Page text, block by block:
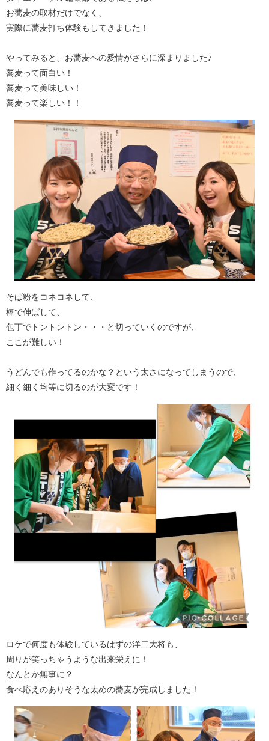
お蕎麦の取材だけでなく、
実際に蕎麦打ち体験もしてきました！
やってみると、お蕎麦への愛情がさらに深まりました♪
蕎麦って面白い！
蕎麦って美味しい！
蕎麦って楽しい！！
そば粉をコネコネして、
棒で伸ばして、
包丁でトントントン・・・と切っていくのですが、
ここが難しい！
うどんでも作ってるのかな？という太さになってしまうので、
細く細く均等に切るのが大変です！
ロケで何度も体験しているはずの洋二大将も、
周りが笑っちゃうような出来栄えに！
なんとか無事に？
食べ応えのありそうな太めの蕎麦が完成しました！